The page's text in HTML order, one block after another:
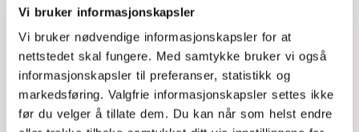
Vi bruker informasjonskapsler
Vi bruker nødvendige informasjonskapsler for at
nettstedet skal fungere. Med samtykke bruker vi også
informasjonskapsler til preferanser, statistikk og
markedsføring. Valgfrie informasjonskapsler settes ikke
før du velger å tillate dem. Du kan når som helst endre
Ingen genitiv -s på nynorsk:
Bokmål: Det er Karensbil.
Nynorsk: Det er bilentil Karen.
AN-BE-HET-ELSE-Ord som
starter
på an- eller
be- på bokmål, starter som regel på noe annet
på nynorsk. Dette gjelder også ord